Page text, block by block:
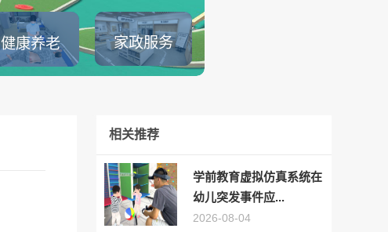
健康养老 家政服务
相关推荐
学前教育虚拟仿真系统在
幼儿突发事件应...
2026-08-04